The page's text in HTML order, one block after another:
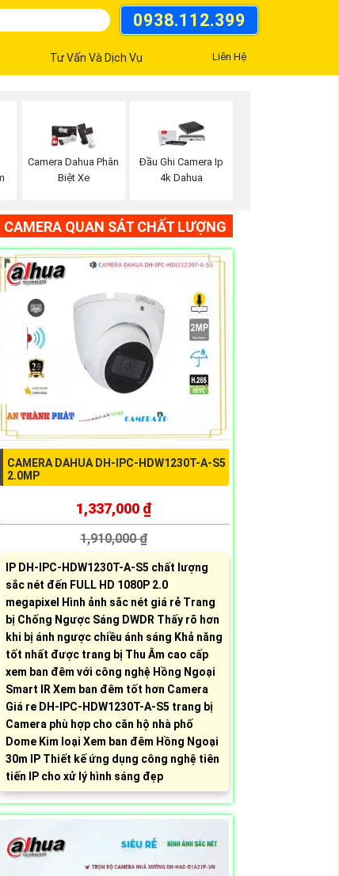
0938.112.399
Tư Vấn Và Dịch Vụ Liên Hệ
Camera Dahua Phân
Biệt Xe
Đầu Ghi Camera Ip
4k Dahua
CAMERA QUAN SÁT CHẤT LƯỢNG
CAMERA DAHUA DH-IPC-HDW1230T-A-S5
2.0MP
1,337,000 ₫
1,910,000 ₫
IP DH-IPC-HDW1230T-A-S5 chất lượng
sắc nét đến FULL HD 1080P 2.0
megapixel Hình ảnh sắc nét giá rẻ Trang
bị Chống Ngược Sáng DWDR Thấy rõ hơn
khi bị ánh ngược chiều ánh sáng Khả năng
tốt nhất được trang bị Thu Âm cao cấp
xem ban đêm với công nghệ Hồng Ngoại
Smart IR Xem ban đêm tốt hơn Camera
Giá re DH-IPC-HDW1230T-A-S5 trang bị
Camera phù hợp cho căn hộ nhà phố
Dome Kim loại Xem ban đêm Hồng Ngoại
30m IP Thiết kế ứng dụng công nghệ tiên
tiến IP cho xử lý hình sáng đẹp